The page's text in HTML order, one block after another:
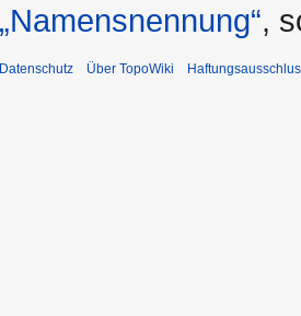
„Namensnennung“,
Datenschutz Über TopoWiki